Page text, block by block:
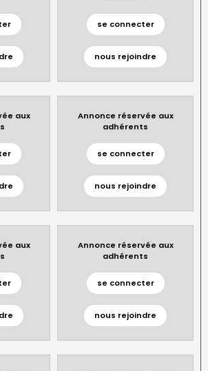
se connecter
nous rejoindre
aux
Annonce réservée aux
adhérents
se connecter
nous rejoindre
aux
Annonce réservée aux
adhérents
se connecter
nous rejoindre